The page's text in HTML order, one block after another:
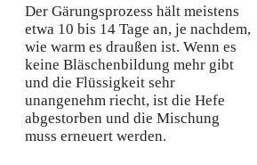
Der Gärungsprozess hält meistens
etwa 10 bis 14 Tage an, je nachdem,
wie warm es draußen ist. Wenn es
keine Bläschenbildung mehr gibt
und die Flüssigkeit sehr
unangenehm riecht, ist die Hefe
abgestorben und die Mischung
muss erneuert werden.